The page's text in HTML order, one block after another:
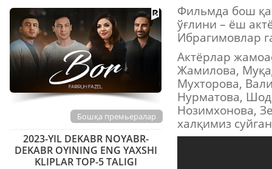
Фильмда бош
ўғлини – ёш
Ибрагимовлар
Актёрлар
Жамилова,
Мухторова,
Нурматова,
Нозимхонова,
халқимиз
Бошқа премьералар
2023-YIL DEKABR NOYABR-
DEKABR OYINING ENG YAXSHI
KLIPLAR TOP-5 TALIGI